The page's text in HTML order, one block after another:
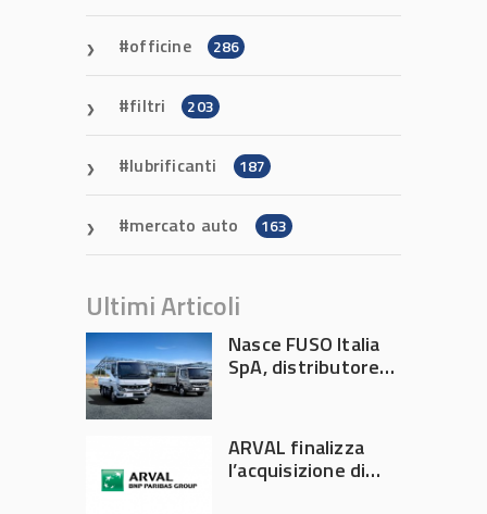
officine 286
filtri 203
lubrificanti 187
mercato auto 163
Ultimi Articoli
Nasce FUSO Italia
SpA, distributore
ARVAL finalizza
l’acquisizione di